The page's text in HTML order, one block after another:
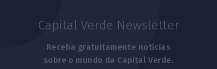
Capital Verde Newsletter
Receba gratuitamente notícias
sobre o mundo da Capital Verde.